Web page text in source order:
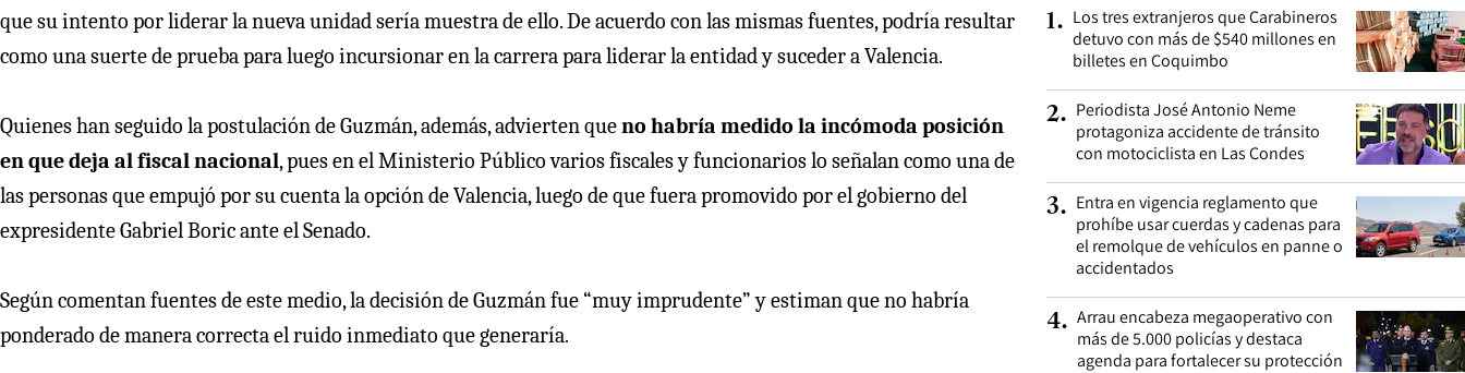
que su intento por liderar la nueva unidad sería muestra de ello. De acuerdo con las mismas fuentes, podría resultar
como una suerte de prueba para luego incursionar en la carrera para liderar la entidad y suceder a Valencia.
Quienes han seguido la postulación de Guzmán, además, advierten queno habría medido la incómoda posición
en que deja al fiscal nacional, pues en el Ministerio Público varios fiscales y funcionarios lo señalan como una de
las personas que empujó por su cuenta la opción de Valencia, luego de que fuera promovido por el gobierno del
expresidente Gabriel Boric ante el Senado.
Según comentan fuentes de este medio, la decisión de Guzmán fue “muy imprudente” y estiman que no habría
ponderado de manera correcta el ruido inmediato que generaría.
1. Los tres extranjeros que Carabineros
detuvo con más de $540 millones en
billetes en Coquimbo
2. Periodista José Antonio Neme
protagoniza accidente de tránsito
con motociclista en Las Condes
3. Entra en vigencia reglamento que
prohíbe usar cuerdas y cadenas para
el remolque de vehículos en panne o
accidentados
4. Arrau encabeza megaoperativo con
más de 5.000 policías y destaca
agenda para fortalecer su protección